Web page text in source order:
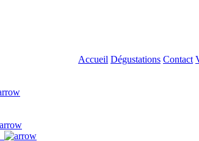
Accueil Dégustations Contact